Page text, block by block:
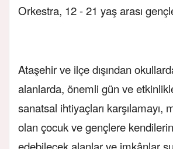
Orkestra, 12 - 21 yaş arası
Ataşehir ve ilçe dışından
alanlarda, önemli gün ve
sanatsal ihtiyaçları karşılamayı,
olan çocuk ve gençlere